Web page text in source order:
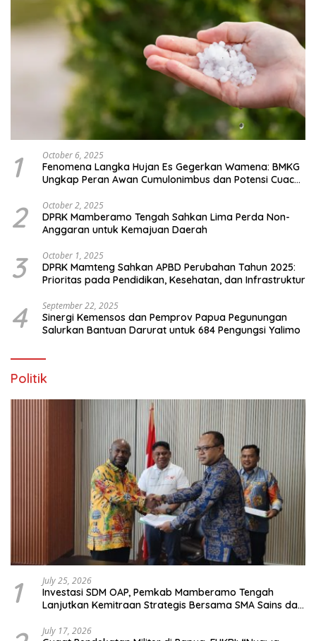
1 October 6, 2025
Fenomena Langka Hujan Es Gegerkan Wamena: BMKG
Ungkap Peran Awan Cumulonimbus dan Potensi Cuaca
2 October 2, 2025
DPRK Mamberamo Tengah Sahkan Lima Perda Non-
Anggaran untuk Kemajuan Daerah
3 October 1, 2025
DPRK Mamteng Sahkan APBD Perubahan Tahun 2025:
Prioritas pada Pendidikan, Kesehatan, dan Infrastruktur
4 September 22, 2025
Sinergi Kemensos dan Pemprov Papua Pegunungan
Salurkan Bantuan Darurat untuk 684 Pengungsi Yalimo
Politik
1 July 25, 2026
Investasi SDM OAP, Pemkab Mamberamo Tengah
Lanjutkan Kemitraan Strategis Bersama SMA Sains dan
July 17, 2026